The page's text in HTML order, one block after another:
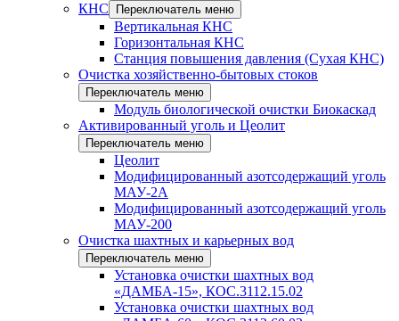
КНС
Переключатель меню
Вертикальная КНС
Горизонтальная КНС
Станция повышения давления (Сухая КНС)
Очистка хозяйственно-бытовых стоков
Переключатель меню
Модуль биологической очистки Биокаскад
Активированный уголь и Цеолит
Переключатель меню
Цеолит
Модифицированный азотсодержащий уголь
МАУ-2А
Модифицированный азотсодержащий уголь
МАУ-200
Очистка шахтных и карьерных вод
Переключатель меню
Установка очистки шахтных вод
«ДАМБА-15», КОС.3112.15.02
Установка очистки шахтных вод